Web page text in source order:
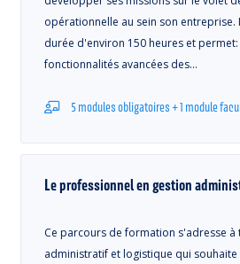
opérationnelle au sein son entreprise.
durée d'environ 150 heures et
fonctionnalités avancées des…
5 modules obligatoires + 1 module
Le professionnel en gestion
Ce parcours de formation s'adresse à
administratif et logistique qui